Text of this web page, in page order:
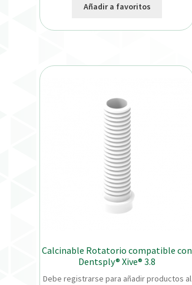
Añadir a favoritos
Calcinable Rotatorio compatible con
Dentsply® Xive® 3.8
Debe registrarse para añadir productos al